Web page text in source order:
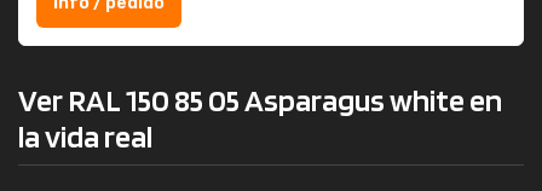
Ver RAL 150 85 05 Asparagus white en
la vida real